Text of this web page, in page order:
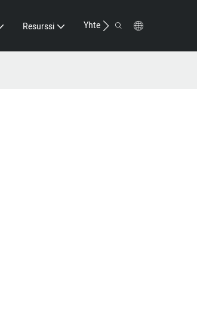
Resurssi Yhteystiedot